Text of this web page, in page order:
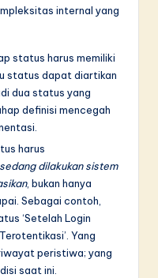
internal yang
status harus memiliki
status dapat diartikan
dua status yang
definisi mencegah
harus
dilakukan sistem
, bukan hanya
Sebagai contoh,
‘Setelah Login
Yang
peristiwa; yang
saat ini.